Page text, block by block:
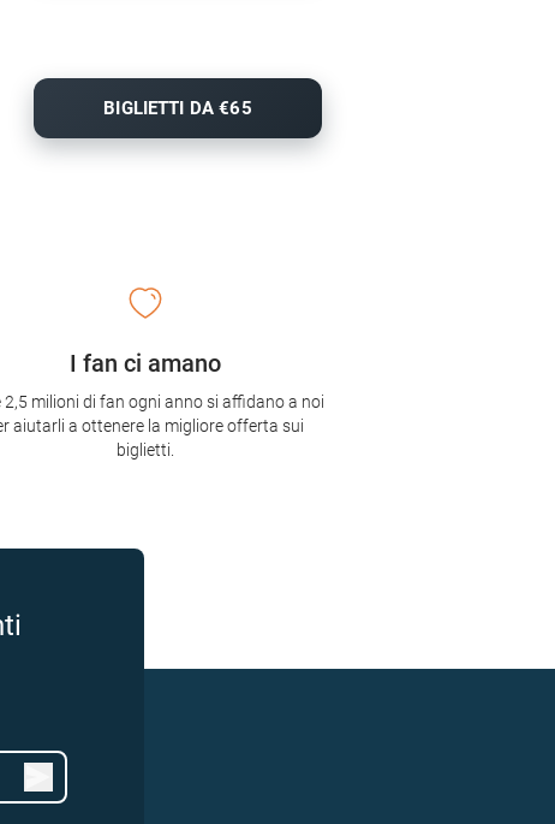
BIGLIETTI DA €65
I fan ci amano
2,5 milioni di fan ogni anno si affidano a noi
aiutarli a ottenere la migliore offerta sui
biglietti.